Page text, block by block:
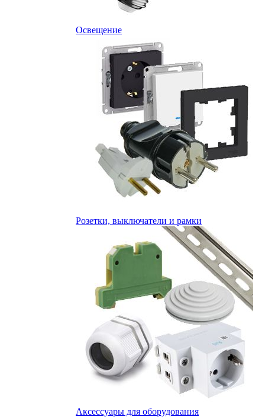
Освещение
Розетки, выключатели и рамки
Аксессуары для оборудования